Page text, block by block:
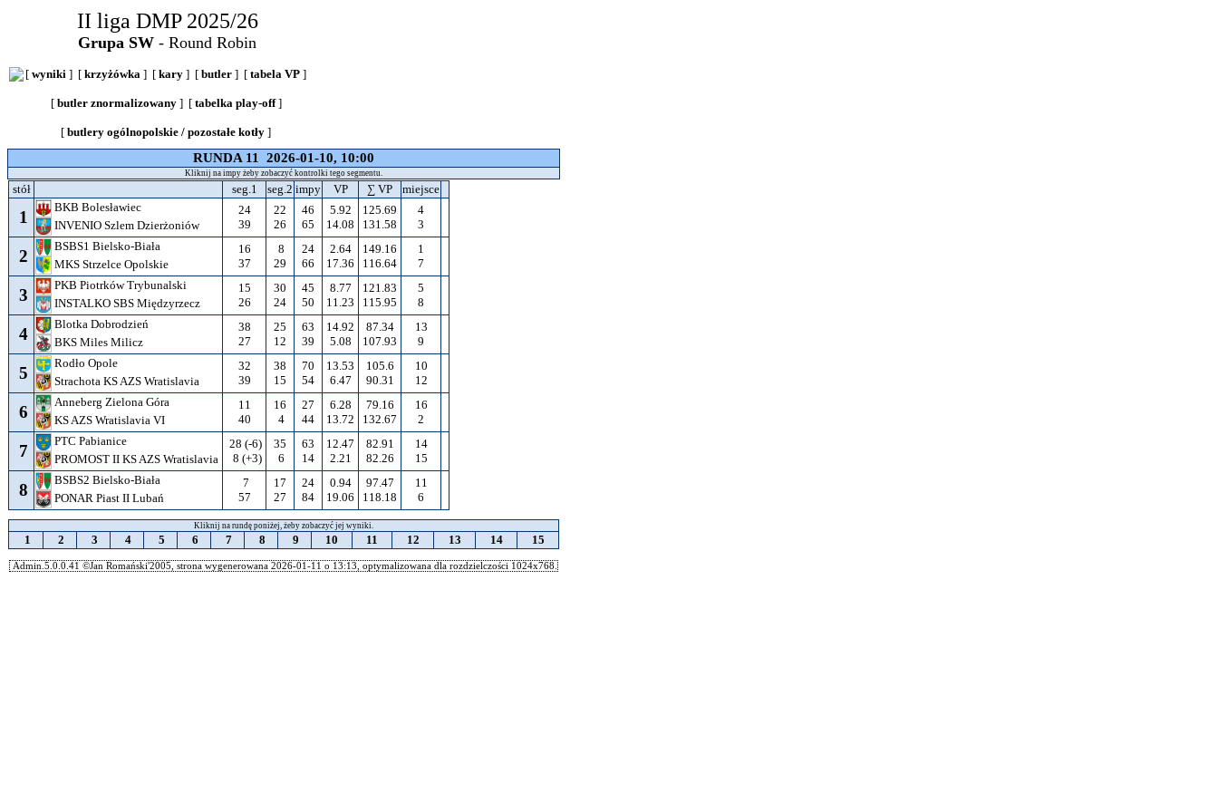
II liga DMP 2025/26
Grupa SW - Round Robin
[ wyniki ] [ krzyżówka ] [ kary ] [ butler ] [ tabela VP ]
[butler znormalizowany ] [tabelka play-off]
[ butlery ogólnopolskie / pozostałe kotły ]
RUNDA 11 2026-01-10, 10:00
Kliknij na impy żeby zobaczyć kontrolki tego segmentu.
stół seg.1 seg.2 impy VP ∑ VP miejsce
1
BKB Bolesławiec
INVENIO Szlem Dzierżoniów
24
39
22
26
46
65
5.92
14.08
125.69
131.58
4
3
2
BSBS1 Bielsko-Biała
MKS Strzelce Opolskie
16
37
8
29
24
66
2.64
17.36
149.16
116.64
1
7
3
PKB Piotrków Trybunalski
INSTALKO SBS Międzyrzecz
15
26
30
24
45
50
8.77
11.23
121.83
115.95
5
8
4
Blotka Dobrodzień
BKS Miles Milicz
38
27
25
12
63
39
14.92
5.08
87.34
107.93
13
9
5
Rodło Opole
Strachota KS AZS Wratislavia
32
39
38
15
70
54
13.53
6.47
105.6
90.31
10
12
6
Anneberg Zielona Góra
KS AZS Wratislavia VI
11
40
16
4
27
44
6.28
13.72
79.16
132.67
16
2
7
PTC Pabianice
PROMOST II KS AZS Wratislavia
28 (-6)
8 (+3)
35
6
63
14
12.47
2.21
82.91
82.26
14
15
8
BSBS2 Bielsko-Biała
PONAR Piast II Lubań
7
57
17
27
24
84
0.94
19.06
97.47
118.18
11
6
Kliknij na rundę poniżej, żeby zobaczyć jej wyniki.
1 2 3 4 5 6 7 8 9 10 11 12 13 14 15
Admin.5.0.0.41 ©Jan Romański'2005, strona wygenerowana 2026-01-11 o 13:13, optymalizowana dla rozdzielczości 1024x768.